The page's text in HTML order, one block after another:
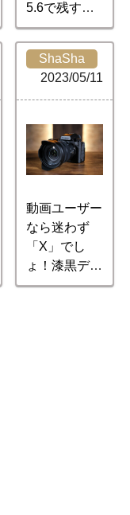
5.6で残すソ
ウル旅｜Rin
aty
ShaSha
2023/05/11
動画ユーザー
なら迷わず
「X」でし
ょ！漆黒デザ
インが渋いL